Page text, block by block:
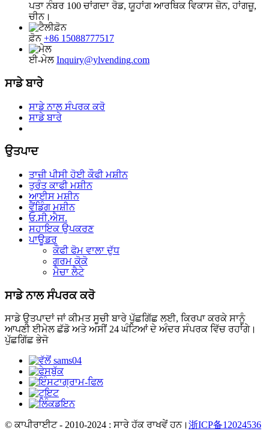
ਪਤਾ ਨੰਬਰ 100 ਚਾਂਗਦਾ ਰੋਡ, ਯੂਹਾਂਗ ਆਰਥਿਕ ਵਿਕਾਸ ਜ਼ੋਨ, ਹਾਂਗਜ਼ੂ,
ਚੀਨ।
ਫ਼ੋਨ +86 15088777517
ਈ-ਮੇਲ Inquiry@ylvending.com
ਸਾਡੇ ਬਾਰੇ
ਸਾਡੇ ਨਾਲ ਸੰਪਰਕ ਕਰੋ
ਸਾਡੇ ਬਾਰੇ
ਉਤਪਾਦ
ਤਾਜ਼ੀ ਪੀਸੀ ਹੋਈ ਕੌਫੀ ਮਸ਼ੀਨ
ਤੁਰੰਤ ਕਾਫੀ ਮਸ਼ੀਨ
ਆਈਸ ਮਸ਼ੀਨ
ਵੈਂਡਿੰਗ ਮਸ਼ੀਨ
ਓ.ਸੀ.ਐਸ.
ਸਹਾਇਕ ਉਪਕਰਣ
ਪਾਊਡਰ
ਕੌਫੀ ਫੋਮ ਵਾਲਾ ਦੁੱਧ
ਗਰਮ ਕੋਕੋ
ਮੈਚਾ ਲੈਟੇ
ਸਾਡੇ ਨਾਲ ਸੰਪਰਕ ਕਰੋ
ਸਾਡੇ ਉਤਪਾਦਾਂ ਜਾਂ ਕੀਮਤ ਸੂਚੀ ਬਾਰੇ ਪੁੱਛਗਿੱਛ ਲਈ, ਕਿਰਪਾ ਕਰਕੇ ਸਾਨੂੰ
ਆਪਣੀ ਈਮੇਲ ਛੱਡੋ ਅਤੇ ਅਸੀਂ 24 ਘੰਟਿਆਂ ਦੇ ਅੰਦਰ ਸੰਪਰਕ ਵਿੱਚ ਰਹਾਂਗੇ।
ਪੁੱਛਗਿੱਛ ਭੇਜੋ
© ਕਾਪੀਰਾਈਟ - 2010-2024 : ਸਾਰੇ ਹੱਕ ਰਾਖਵੇਂ ਹਨ। 浙ICP备12024536